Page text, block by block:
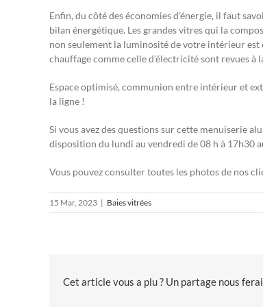
Enfin, du côté des économies d’énergie, il faut
bilan énergétique. Les grandes vitres qui la
non seulement la luminosité de votre intérieur
chauffage comme celle d’électricité sont revues à
Espace optimisé, communion entre intérieur et
la ligne !
Si vous avez des questions sur cette menuiserie
disposition du lundi au vendredi de 08 h à 17h30
Vous pouvez consulter toutes les photos de nos
15 Mar, 2023 | Baies vitrées
Cet article vous a plu ? Un partage nous